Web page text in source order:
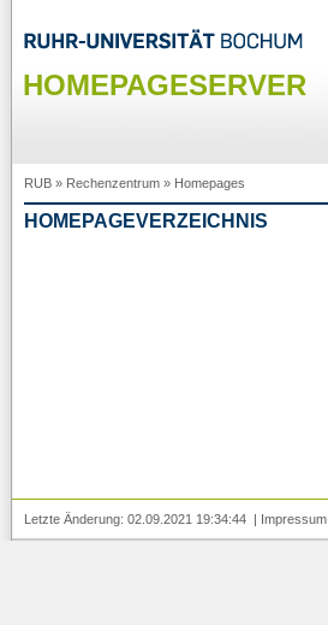
HOMEPAGESERVER
RUB » Rechenzentrum » Homepages
HOMEPAGEVERZEICHNIS
Letzte Änderung: 02.09.2021 19:34:44 | Impressum